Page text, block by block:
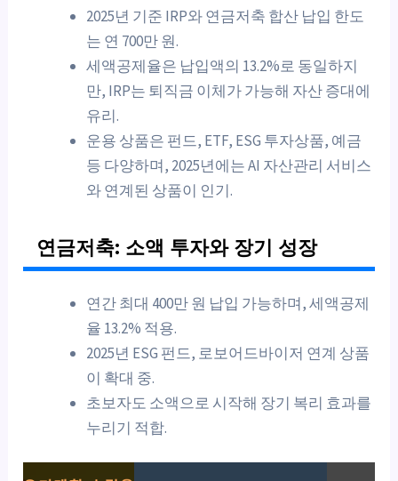
2025년 기준 IRP와 연금저축 합산 납입 한도
는 연 700만 원.
세액공제율은 납입액의 13.2%로 동일하지
만, IRP는 퇴직금 이체가 가능해 자산 증대에
유리.
운용 상품은 펀드, ETF, ESG 투자상품, 예금
등 다양하며, 2025년에는 AI 자산관리 서비스
와 연계된 상품이 인기.
연금저축: 소액 투자와 장기 성장
연간 최대 400만 원 납입 가능하며, 세액공제
율 13.2% 적용.
2025년 ESG 펀드, 로보어드바이저 연계 상품
이 확대 중.
초보자도 소액으로 시작해 장기 복리 효과를
누리기 적합.